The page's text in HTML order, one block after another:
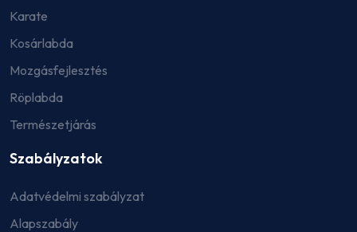
Karate
Kosárlabda
Mozgásfejlesztés
Röplabda
Természetjárás
Szabályzatok
Adatvédelmi szabályzat
Alapszabály